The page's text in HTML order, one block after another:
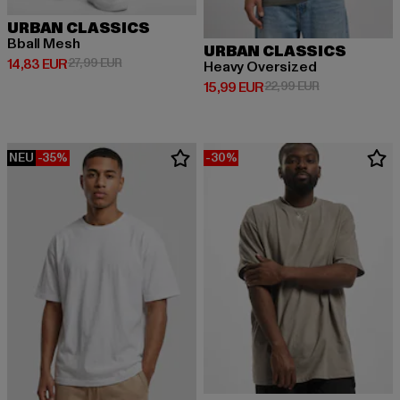
URBAN CLASSICS
Bball Mesh
14,83 EUR
Derzeitiger Preis: 14,83 EUR
27,99 EURAktionspreis: 27,99 EUR
URBAN CLASSICS
Heavy Oversized
15,99 EUR
Derzeitiger Preis: 15,99 EUR
22,99 EURAktionspreis:
NEU -35% -30%